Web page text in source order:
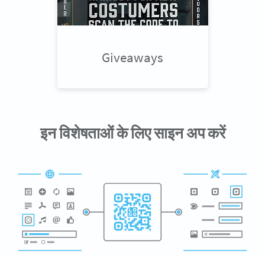
Giveaways
इन विशेषताओं के लिए साइन अप करें